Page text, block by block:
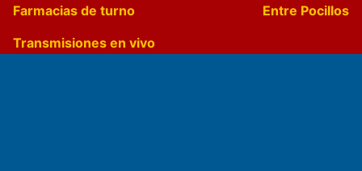
Farmacias de turno
Entre Pocillos
Transmisiones en vivo